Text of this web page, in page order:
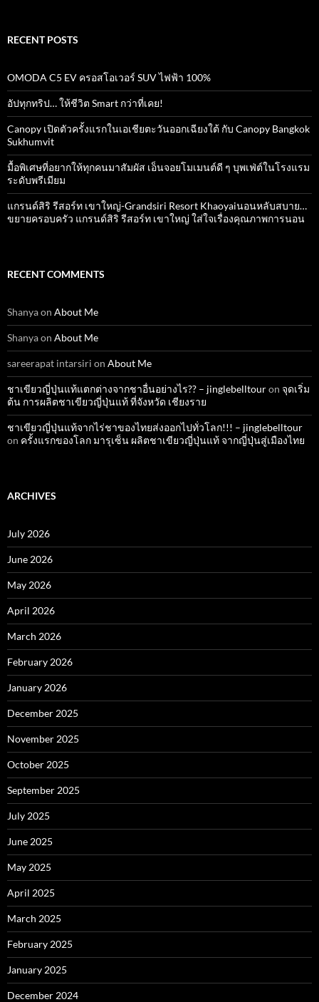
RECENT POSTS
OMODA C5 EV ครอสโอเวอร์ SUV ไฟฟ้า 100%
อัปทุกทริป… ให้ชีวิต Smart กว่าที่เคย!
Canopy เปิดตัวครั้งแรกในเอเชียตะวันออกเฉียงใต้ กับ Canopy Bangkok
Sukhumvit
มื้อพิเศษที่อยากให้ทุกคนมาสัมผัส เอ็นจอยโมเมนต์ดี ๆ บุพเฟ่ต์ในโรงแรม
ระดับพรีเมียม
แกรนด์สิริ​ รีสอร์ท​ เขาใหญ่​-Grandsiri​ Resort​ Khaoyaiนอนหลับสบาย…
ขยายครอบครัว แกรนด์สิริ รีสอร์ท เขาใหญ่ ใส่ใจเรื่องคุณภาพการนอน
RECENT COMMENTS
Shanyaon About Me
Shanyaon About Me
sareerapat intarsiri on About Me
ชาเขียวญี่ปุ่นแท้แตกต่างจากชาอื่นอย่างไร?? – jinglebelltouron จุดเริ่ม
ต้น การผลิตชาเขียวญี่ปุ่นแท้ ที่จังหวัด เชียงราย
ชาเขียวญี่ปุ่นแท้จากไร่ชาของไทยส่งออกไปทั่วโลก!!! – jinglebelltour
on ครั้งแรกของโลก มารุเซ็น ผลิตชาเขียวญี่ปุ่นแท้ จากญี่ปุ่นสู่เมืองไทย
ARCHIVES
July 2026
June 2026
May 2026
April 2026
March 2026
February 2026
January 2026
December 2025
November 2025
October 2025
September 2025
July 2025
June 2025
May 2025
April 2025
March 2025
February 2025
January 2025
December 2024